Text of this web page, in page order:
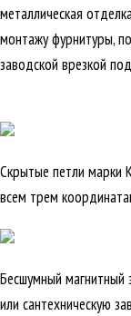
металлическая
монтажу фурнитуры,
заводской врезкой
Скрытые петли марки
всем трем
Бесшумный
или сантехническую